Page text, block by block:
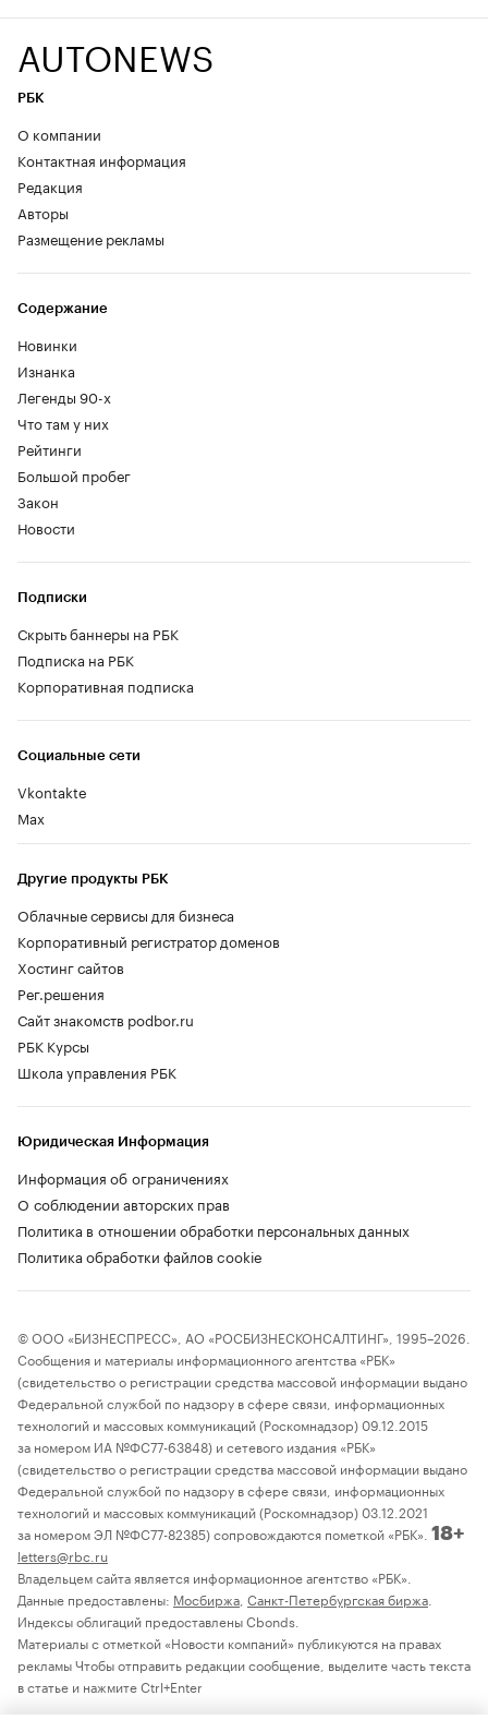
AUTONEWS
РБК
О компании
Контактная информация
Редакция
Авторы
Размещение рекламы
Содержание
Новинки
Изнанка
Легенды 90-х
Что там у них
Рейтинги
Большой пробег
Закон
Новости
Социальные сети
Vkontakte
Max
Другие продукты РБК
Облачные сервисы для бизнеса
Корпоративный регистратор доменов
Хостинг сайтов
Рег.решения
Сайт знакомств podbor.ru
РБК Курсы
Школа управления РБК
Подписки
Скрыть баннеры на РБК
Подписка на РБК
Корпоративная подписка
Юридическая Информация
Информация об ограничениях
О соблюдении авторских прав
Политика в отношении обработки персональных данных
Политика обработки файлов cookie
© ООО «БИЗНЕСПРЕСС», АО «РОСБИЗНЕСКОНСАЛТИНГ», 1995–2026.
Сообщения и материалы информационного агентства «РБК»
(свидетельство о регистрации средства массовой информации выдано
Федеральной службой по надзору в сфере связи, информационных
технологий и массовых коммуникаций (Роскомнадзор) 09.12.2015
за номером ИА №ФС77-63848) и сетевого издания «РБК»
(свидетельство о регистрации средства массовой информации выдано
Федеральной службой по надзору в сфере связи, информационных
технологий и массовых коммуникаций (Роскомнадзор) 03.12.2021
за номером ЭЛ №ФС77-82385) сопровождаются пометкой «РБК». 18+
letters@rbc.ru
Владельцем сайта является информационное агентство «РБК».
Данные предоставлены: Мосбиржа Санкт-Петербургская биржа
Индексы облигаций предоставлены Cbonds.
Материалы с отметкой «Новости компаний» публикуются на правах
рекламы Чтобы отправить редакции сообщение, выделите часть текста
в статье и нажмите Ctrl+Enter